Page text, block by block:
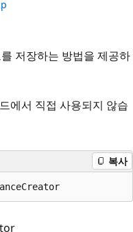
저장하는 방법을 제공하
에서 직접 사용되지 않습
복사